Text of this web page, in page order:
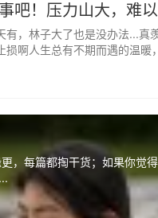
的。遇见没有对错，只
，是一种遗憾；在对的时
么来”和“怎么去”。人生
瞎老天故意整你，恰恰是
吧！压力山大，难
有，林子大了也是没办法...真
损啊人生总有不期而遇的温暖
，每篇都掏干货；如果你觉